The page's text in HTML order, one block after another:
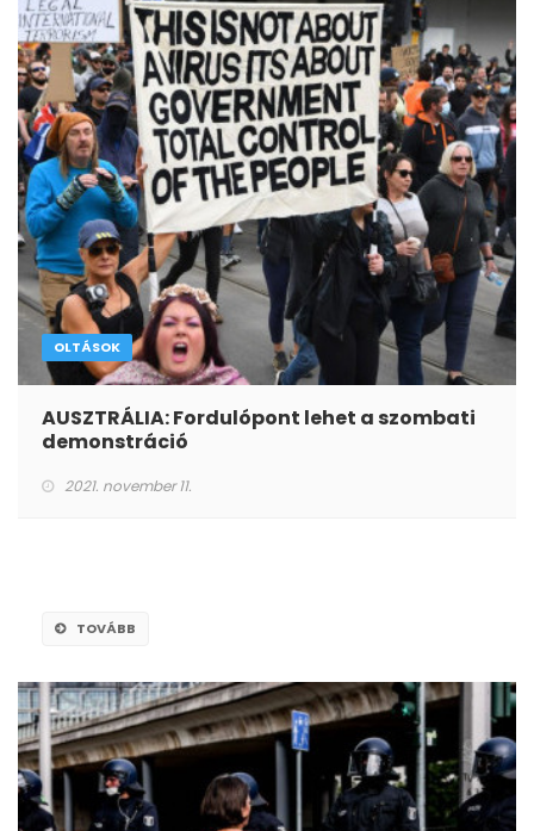
OLTÁSOK
AUSZTRÁLIA: Fordulópont lehet a szombati
demonstráció
2021. november 11.
TOVÁBB